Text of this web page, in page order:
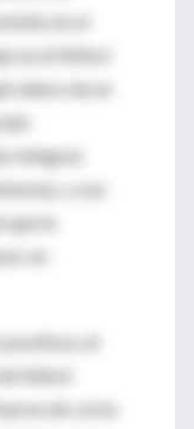
en el
en el fútbol
datos de un
integral,
y son
la
en
al
fútbol
de corta